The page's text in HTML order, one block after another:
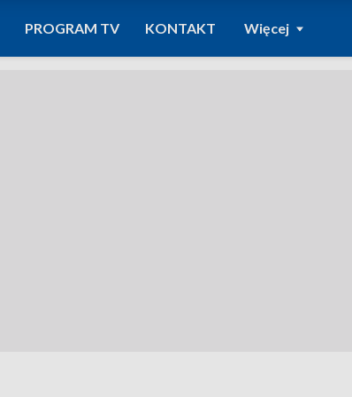
PROGRAM TV KONTAKT Więcej